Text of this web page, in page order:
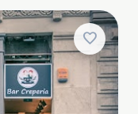
favorite